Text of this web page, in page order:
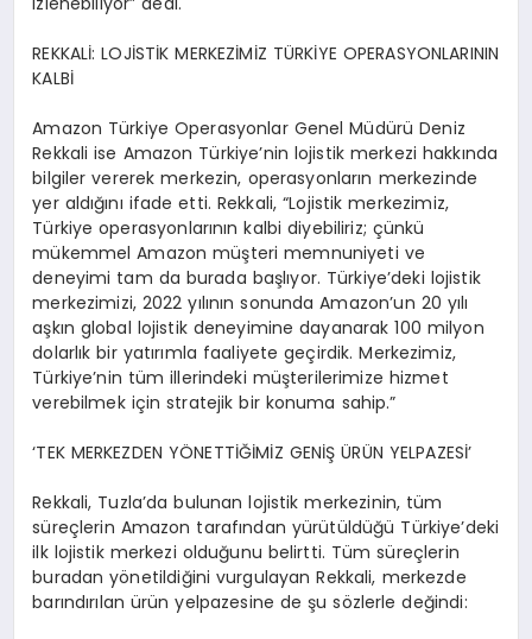
REKKALİ: LOJİSTİK MERKEZİMİZ TÜRKİYE OPERASYONLARININ
KALBİ
Amazon Türkiye Operasyonlar Genel Müdürü Deniz
Rekkali ise Amazon Türkiye’nin lojistik merkezi hakkında
bilgiler vererek merkezin, operasyonların merkezinde
yer aldığını ifade etti. Rekkali, “Lojistik merkezimiz,
Türkiye operasyonlarının kalbi diyebiliriz; çünkü
mükemmel Amazon müşteri memnuniyeti ve
deneyimi tam da burada başlıyor. Türkiye’deki lojistik
merkezimizi, 2022 yılının sonunda Amazon’un 20 yılı
aşkın global lojistik deneyimine dayanarak 100 milyon
dolarlık bir yatırımla faaliyete geçirdik. Merkezimiz,
Türkiye’nin tüm illerindeki müşterilerimize hizmet
verebilmek için stratejik bir konuma sahip.”
‘TEK MERKEZDEN YÖNETTİĞİMİZ GENİŞ ÜRÜN YELPAZESİ’
Rekkali, Tuzla’da bulunan lojistik merkezinin, tüm
süreçlerin Amazon tarafından yürütüldüğü Türkiye’deki
ilk lojistik merkezi olduğunu belirtti. Tüm süreçlerin
buradan yönetildiğini vurgulayan Rekkali, merkezde
barındırılan ürün yelpazesine de şu sözlerle değindi: